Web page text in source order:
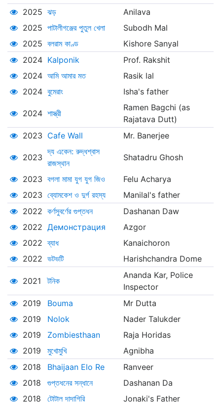
2025 ঝড়
Anilava
2025 পাটালীগঞ্জের পুতুল খেলা
Subodh Mal
2025 বলরাম কাণ্ড
Kishore Sanyal
2024 Kalponik
Prof. Rakshit
2024 আমি আমার মত
Rasik lal
2024 বুমেরাং Isha's father
2024 শাস্ত্রী
Ramen Bagchi (as
Rajatava Dutt)
2023 Cafe Wall Mr. Banerjee
2023
দ্য একেন: রুদ্ধশ্বাস
রাজস্থান
Shatadru Ghosh
2023 বগলা মামা যুগ যুগ জিও
Felu Acharya
2023 ব্যোমকেশ ও দুর্গ রহস্য
Manilal's father
2022 কর্ণসুবর্ণের গুপ্তধন
Dashanan Daw
2022 Демонстрация
Azgor
2022 ব্যাধ
Kanaichoron
2022 ভটভটি Harishchandra Dome
2021 টনিক
Ananda Kar, Police
Inspector
2019
Bouma
Mr Dutta
2019
Nolok
Nader Talukder
2019
Zombiesthaan
Raja Horidas
2019
মুখোমুখি
Agnibha
2018
Bhaijaan Elo Re
Ranveer
2018
গুপ্তধনের সন্ধানে
Dashanan Da
2018
টোটাল দাদাগিরি
Jonaki's Father